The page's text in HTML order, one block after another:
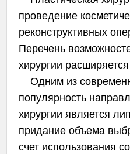
проведение
реконструктивных
Перечень
хирургии
Одним из
популярность
хирургии является
придание объема
счет использования